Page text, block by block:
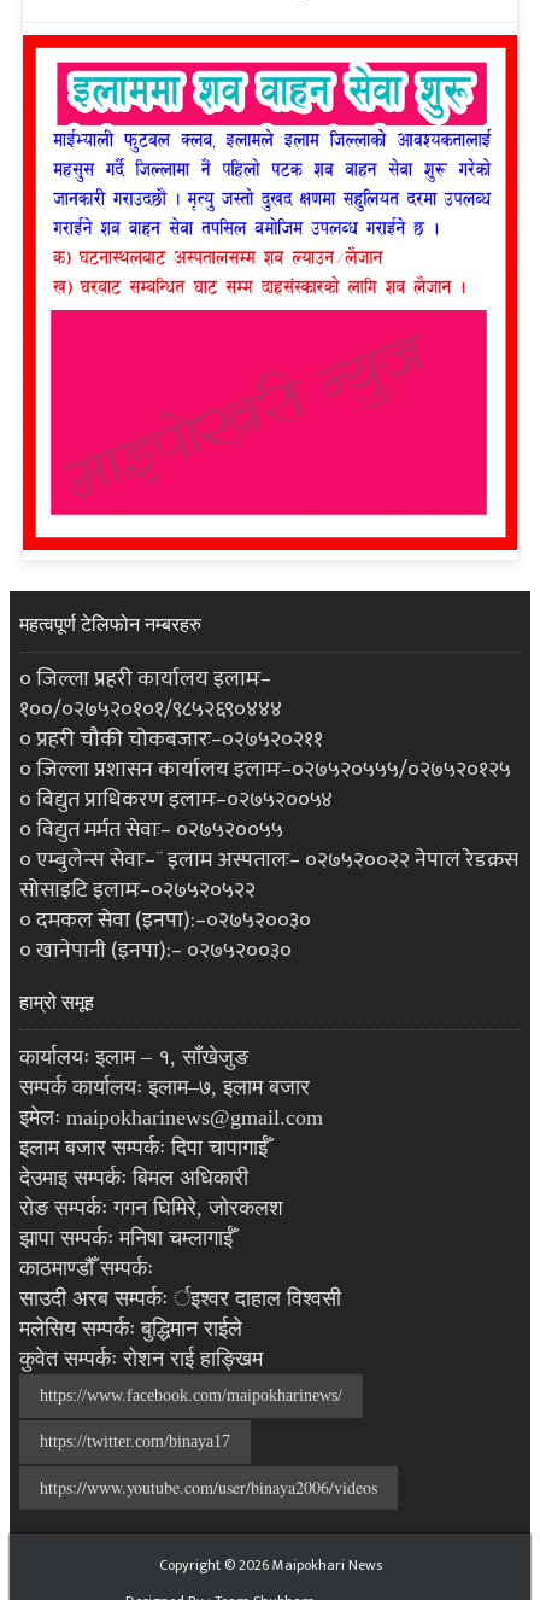
महत्वपूर्ण टेलिफोन नम्बरहरु
० जिल्ला प्रहरी कार्यालय इलामः–
१००/०२७५२०१०१/९८५२६९०४४४
० प्रहरी चौकी चोकबजारः–०२७५२०२११
० जिल्ला प्रशासन कार्यालय इलामः–०२७५२०५५५/०२७५२०१२५
० विद्युत प्राधिकरण इलामः–०२७५२००५४
० विद्युत मर्मत सेवाः– ०२७५२००५५
० एम्बुलेन्स सेवाः–¨ इलाम अस्पतालः– ०२७५२००२२ नेपाल रेडक्रस
सोसाइटि इलामः–०२७५२०५२२
० दमकल सेवा (इनपा):–०२७५२००३०
० खानेपानी (इनपा):– ०२७५२००३०
हाम्रो समूह
कार्यालयः इलाम – १, साँखेजुङ
सम्पर्क कार्यालयः इलाम–७, इलाम बजार
इमेलः maipokharinews@gmail.com
इलाम बजार सम्पर्कः दिपा चापागाईँ
देउमाइ सम्पर्कः बिमल अधिकारी
रोङ सम्पर्कः गगन घिमिरे, जोरकलश
झापा सम्पर्कः मनिषा चम्लागाईँ
काठमाण्डौँ सम्पर्कः
साउदी अरब सम्पर्कः र्इश्वर दाहाल विश्वसी
मलेसिय सम्पर्कः बुद्धिमान राईले
कुवेत सम्पर्कः रोशन राई हाङ्खिम
https://www.facebook.com/maipokharinews/
https://twitter.com/binaya17
https://www.youtube.com/user/binaya2006/videos
Copyright ©2026Maipokhari News